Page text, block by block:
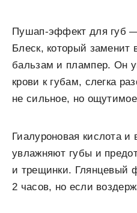
Пушап-эффект для губ
Блеск, который заменит
бальзам и плампер. Он
крови к губам, слегка
не сильное, но
Гиалуроновая кислота и
увлажняют губы и
и трещинки. Глянцевый
2 часов, но если